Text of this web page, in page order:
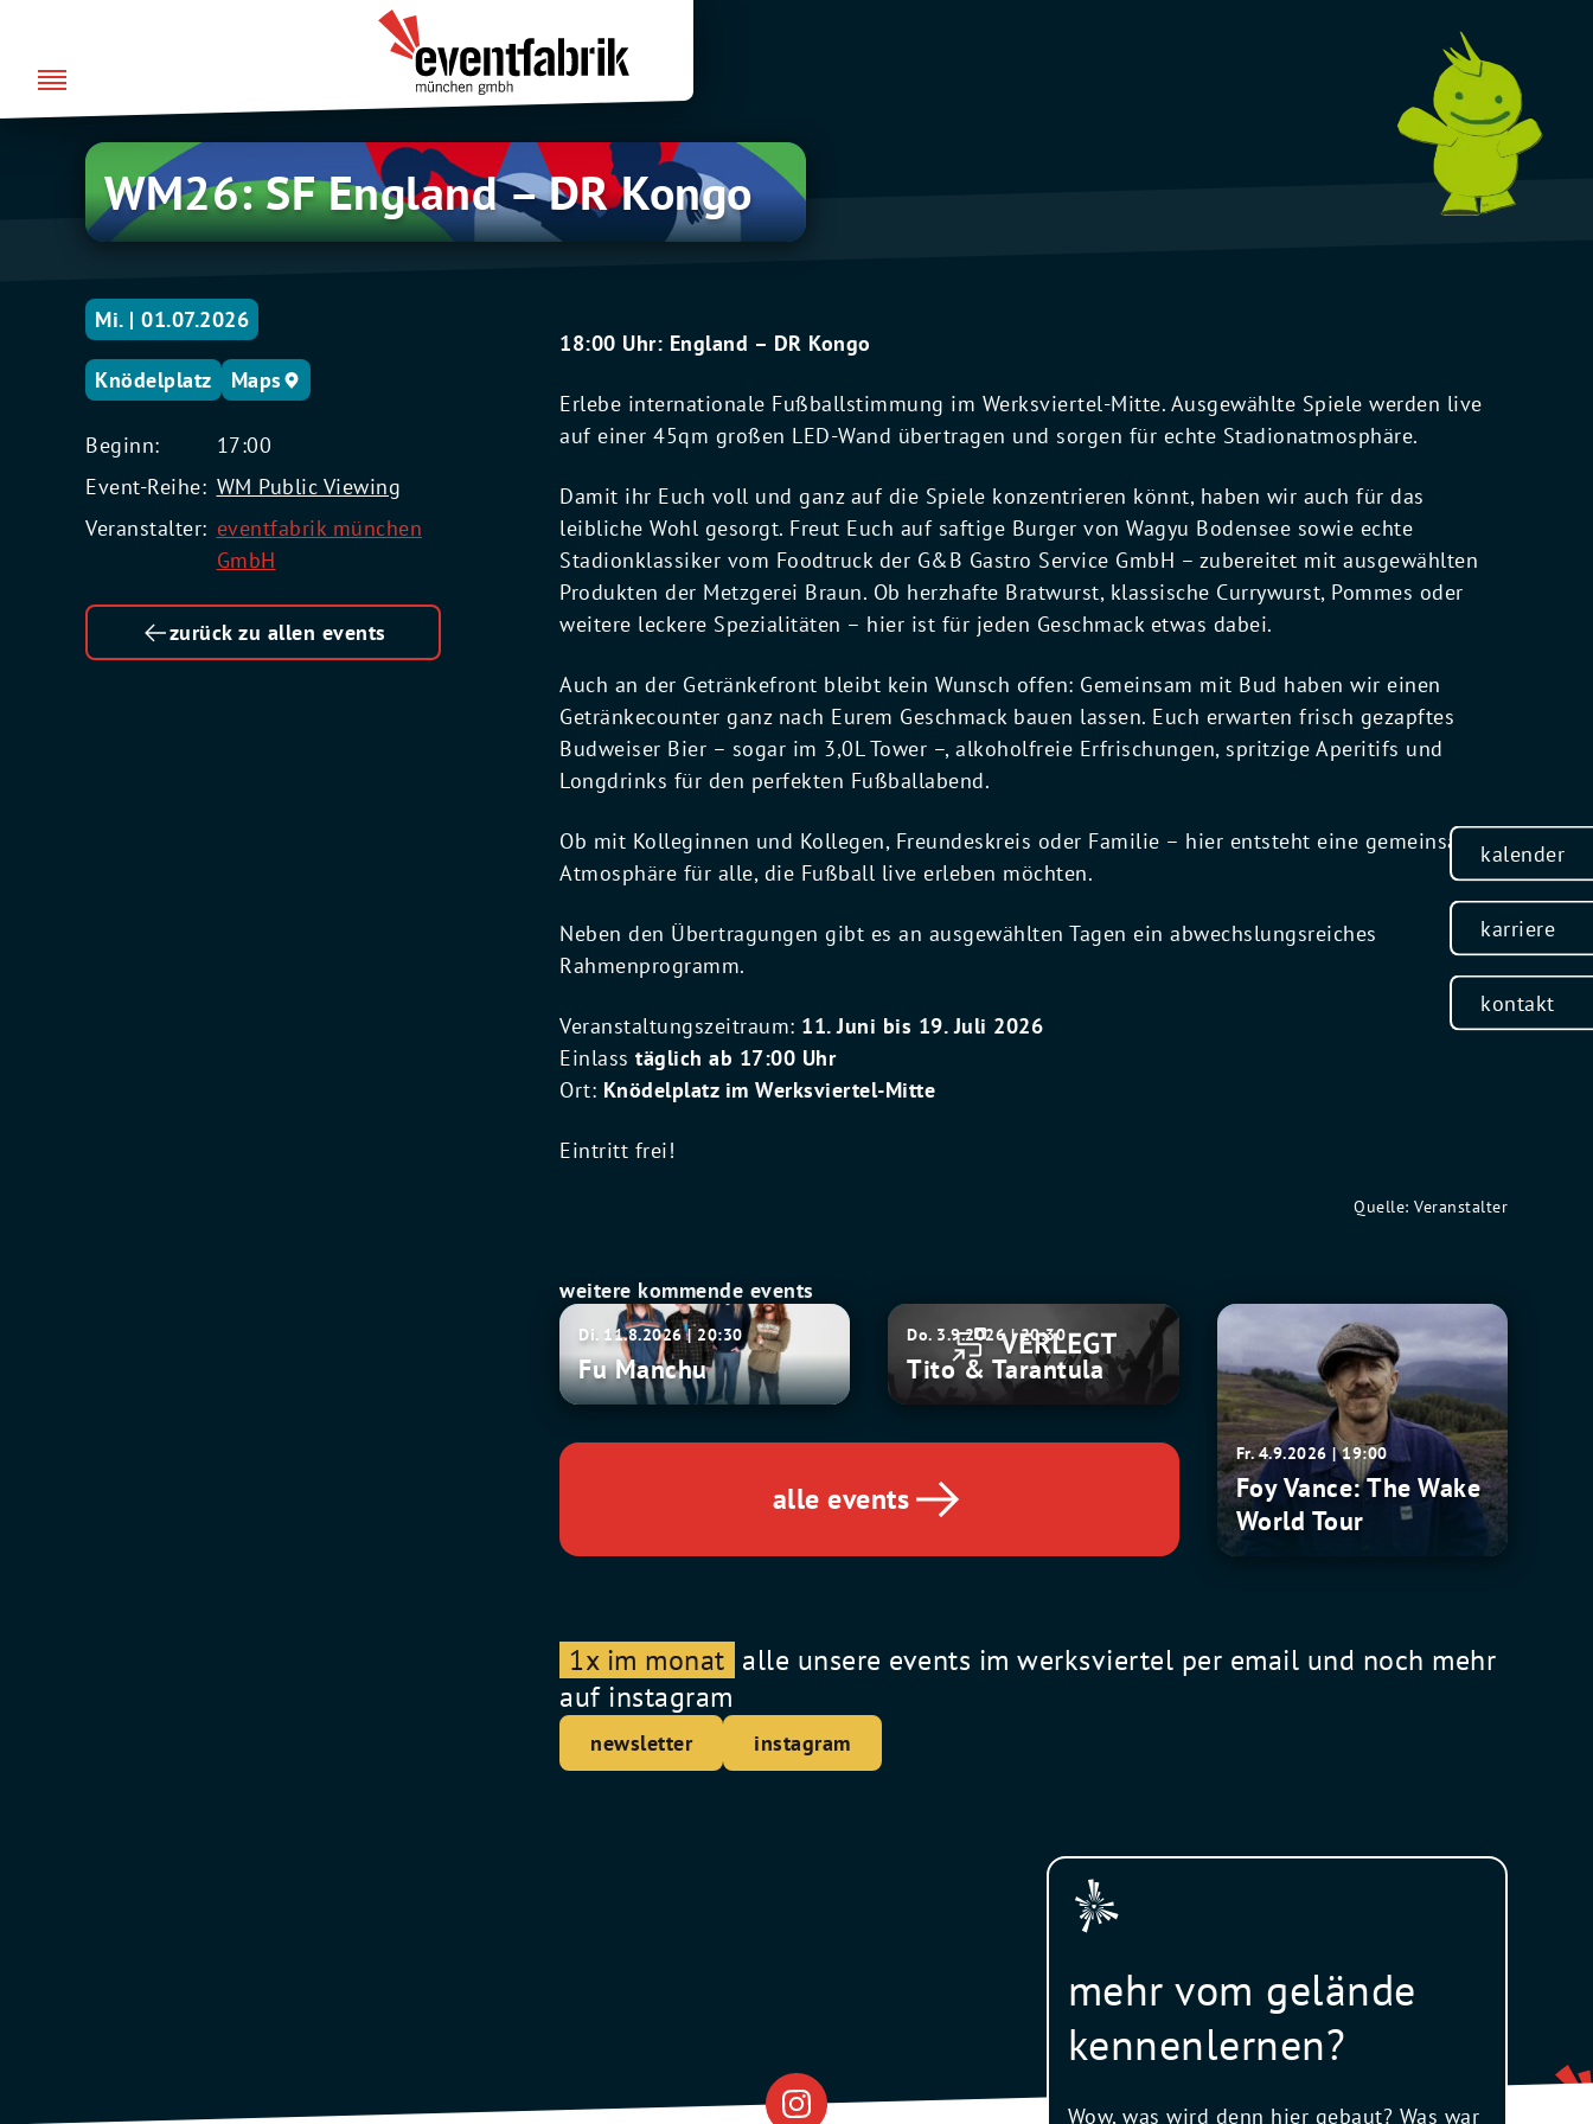
springen
kalender
karriere
kontakt
WM26:
SF
England
Kongo
WM26: SF England – DR Kongo
18:00 Uhr: England – DR Kongo
Erlebe internationale Fußballstimmung im Werksviertel-Mitte. Ausgewählte Spiele werden live
auf einer 45qm großen LED-Wand übertragen und sorgen für echte Stadionatmosphäre.
Damit ihr Euch voll und ganz auf die Spiele konzentrieren könnt, haben wir auch für das
leibliche Wohl gesorgt. Freut Euch auf saftige Burger von Wagyu Bodensee sowie echte
Stadionklassiker vom Foodtruck der G&B Gastro Service GmbH – zubereitet mit ausgewählten
Produkten der Metzgerei Braun. Ob herzhafte Bratwurst, klassische Currywurst, Pommes oder
weitere leckere Spezialitäten – hier ist für jeden Geschmack etwas dabei.
Auch an der Getränkefront bleibt kein Wunsch offen: Gemeinsam mit Bud haben wir einen
Getränkecounter ganz nach Eurem Geschmack bauen lassen. Euch erwarten frisch gezapftes
Budweiser Bier – sogar im 3,0L Tower –, alkoholfreie Erfrischungen, spritzige Aperitifs und
Longdrinks für den perfekten Fußballabend.
Ob mit Kolleginnen und Kollegen, Freundeskreis oder Familie – hier entsteht eine gemeinsame
Atmosphäre für alle, die Fußball live erleben möchten.
Neben den Übertragungen gibt es an ausgewählten Tagen ein abwechslungsreiches
Rahmenprogramm.
Veranstaltungszeitraum: 11. Juni bis 19. Juli 2026
Einlass täglich ab 17:00 Uhr
Ort: Knödelplatz im Werksviertel-Mitte
Eintritt frei!
Quelle: Veranstalter
weitere kommende events
Fu
Manchu
Di. 11.8.2026 | 20:30
Fu Manchu
Tito
Tarantula
Do. 3.9.2026 | 20:30
Tito & Tarantula
Foy
Vance:
The
Wake
World
Tour
Fr. 4.9.2026 | 19:00
Foy Vance: The Wake
World Tour
alle events
1x im monat alle unsere events im werksviertel per email und noch mehr
auf instagram
newsletter instagram
Mi. | 01.07.2026
Knödelplatz Maps
Beginn:
17:00
Event-Reihe: WM Public Viewing
Veranstalter: eventfabrik münchen
GmbH
zurück zu allen events
mehr vom gelände
kennenlernen?
Wow, was wird denn hier gebaut? Was war